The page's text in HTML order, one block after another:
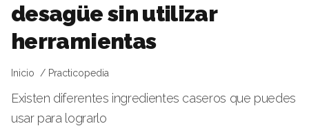
desagüe sin utilizar
herramientas
Inicio Practicopedia
Existen diferentes ingredientes caseros que puedes
usar para lograrlo